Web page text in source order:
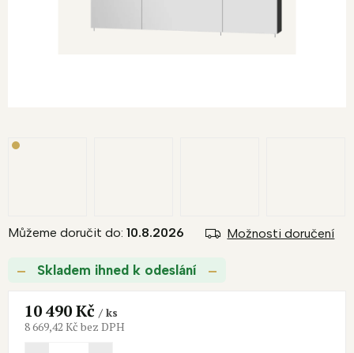
Skladem ihned k odeslání
Můžeme doručit do: 10.8.2026 Možnosti doručení
10 490 Kč/ ks
8 669,42 Kč bez DPH